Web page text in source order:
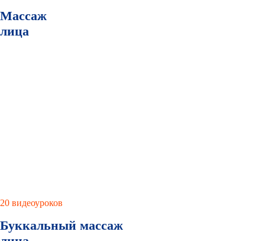
Массаж
лица
20 видеоуроков
Буккальный массаж